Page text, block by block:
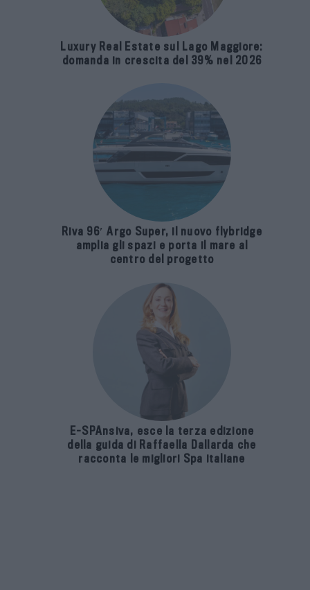
Luxury Real Estate sul Lago Maggiore:
domanda in crescita del 39% nel 2026
Riva 96′ Argo Super, il nuovo flybridge
amplia gli spazi e porta il mare al
centro del progetto
E-SPAnsiva, esce la terza edizione
della guida di Raffaella Dallarda che
racconta le migliori Spa italiane